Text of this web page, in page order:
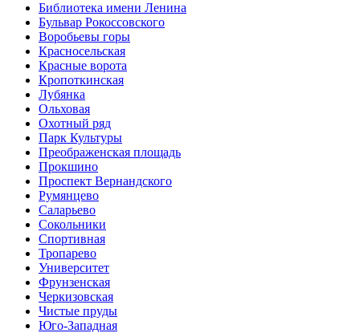
Библиотека имени Ленина
Бульвар Рокоссовского
Воробьевы горы
Красно­сельская
Красные ворота
Кропоткинс­кая
Лубянка
Ольховая
Охотный ряд
Парк Культуры
Преобра­женская площадь
Прокшино
Проспект Вернандского
Румянцево
Саларьево
Сокольники
Спортивная
Тропарево
Университет
Фрунзенская
Черкизовская
Чистые пруды
Юго-Западная